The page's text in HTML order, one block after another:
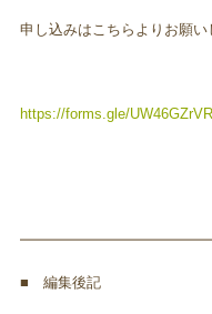
申し込みはこちらよりお願い
https://forms.gle/
■ 編集後記